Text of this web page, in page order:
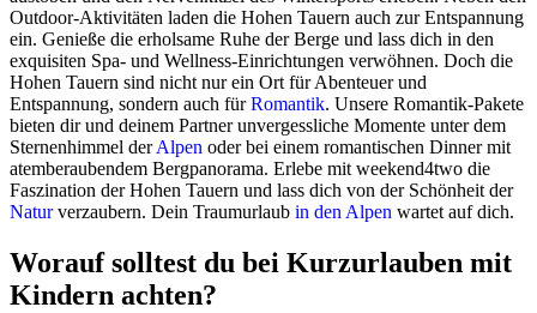
Outdoor-Aktivitäten laden die Hohen Tauern auch zur Entspannung
ein. Genieße die erholsame Ruhe der Berge und lass dich in den
exquisiten Spa- und Wellness-Einrichtungen verwöhnen. Doch die
Hohen Tauern sind nicht nur ein Ort für Abenteuer und
Entspannung, sondern auch fürRomantik. Unsere Romantik-Pakete
bieten dir und deinem Partner unvergessliche Momente unter dem
Sternenhimmel derAlpen oder bei einem romantischen Dinner mit
atemberaubendem Bergpanorama. Erlebe mit weekend4two die
Faszination der Hohen Tauern und lass dich von der Schönheit der
Naturverzaubern. Dein Traumurlaub in den Alpen wartet auf dich.
Worauf solltest du bei Kurzurlauben mit
Kindern achten?